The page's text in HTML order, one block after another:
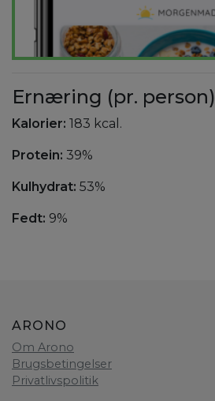
Ernæring (pr. person)
Kalorier: 183 kcal.
Protein: 39%
Kulhydrat: 53%
Fedt: 9%
ARONO
Om Arono
Brugsbetingelser
Privatlivspolitik